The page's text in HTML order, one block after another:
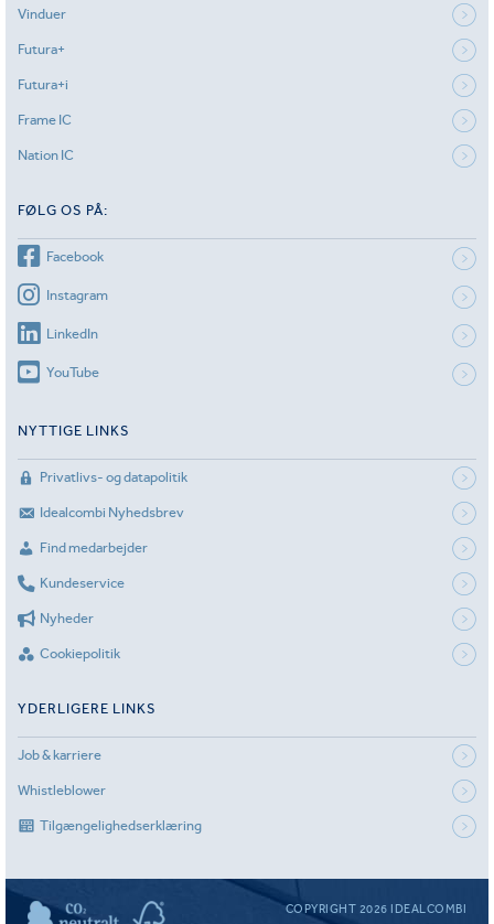
Vinduer
Futura+
Futura+i
Frame IC
Nation IC
FØLG OS PÅ:
Facebook
Instagram
LinkedIn
YouTube
NYTTIGE LINKS
Privatlivs- og datapolitik
Idealcombi Nyhedsbrev
Find medarbejder
Kundeservice
Nyheder
Cookiepolitik
YDERLIGERE LINKS
Job & karriere
Whistleblower
Tilgængelighedserklæring
COPYRIGHT 2026 IDEALCOMBI